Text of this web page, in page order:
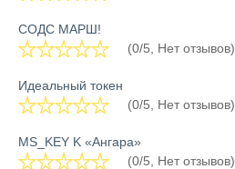
СОДС МАРШ!
(0/5, Нет отзывов)
Идеальный токен
(0/5, Нет отзывов)
MS_KEY K «Ангара»
(0/5, Нет отзывов)